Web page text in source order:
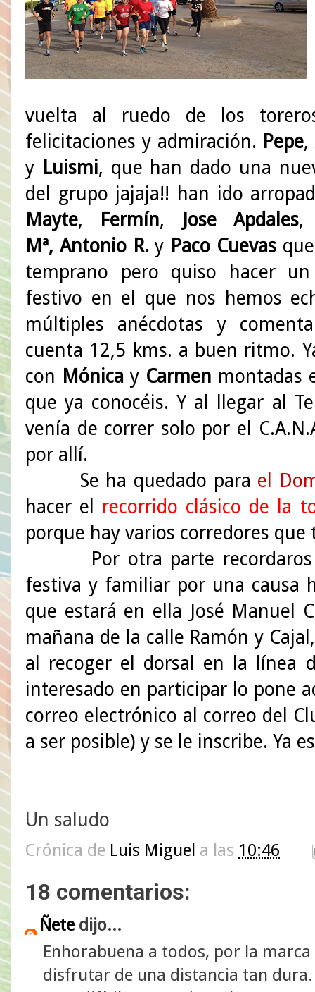
vuelta al ruedo de los
felicitaciones y admiración. Pepe,
y Luismi, que han dado una
del grupo jajaja!! han ido
Mayte, Fermín, Jose Apdales
Mª, Antonio R.y Paco Cuevas
temprano pero quiso hacer
festivo en el que nos hemos
múltiples anécdotas y
cuenta 12,5 kms. a buen ritmo.
con Mónicay Carmen montadas
que ya conocéis. Y al llegar al
venía de correr solo por el
por allí.
Se ha quedado para el
hacer el recorrido clásico de la
porque hay varios corredores
Por otra parte recordaros
festiva y familiar por una causa
que estará en ella José Manuel
mañana de la calle Ramón y
al recoger el dorsal en la línea
interesado en participar lo pone
correo electrónico al correo del
a ser posible) y se le inscribe. Ya
Un saludo
Crónica de Luis Miguel a las 10:46
18 comentarios:
Ñetedijo...
Enhorabuena a todos, por la
disfrutar de una distancia tan